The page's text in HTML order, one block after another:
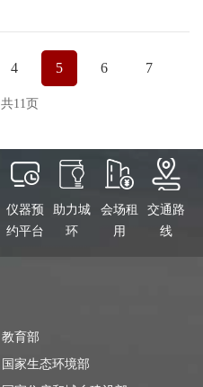
4 5 6 7
共11页
仪器预
约平台
助力城
环
会场租
用
交通路
线
教育部
国家生态环境部